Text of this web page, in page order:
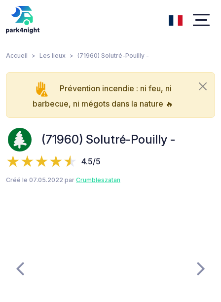
Accueil Les lieux (71960) Solutré-Pouilly -
Prévention incendie : ni feu, ni
barbecue, ni mégots dans la nature 🔥
(71960) Solutré-Pouilly -
4.5/5
Créé le 07.05.2022 par Crumbleszatan